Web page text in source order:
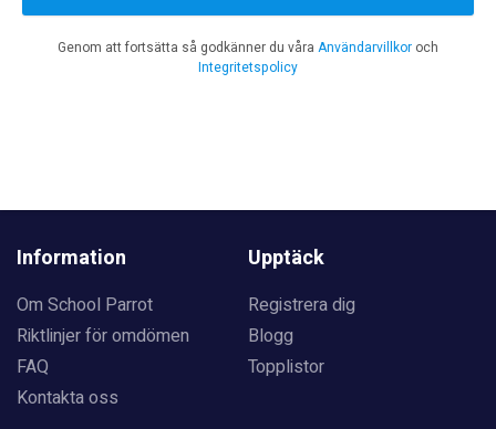
Genom att fortsätta så godkänner du våra Användarvillkor och
Integritetspolicy
Information
Om School Parrot
Riktlinjer för omdömen
FAQ
Kontakta oss
Upptäck
Registrera dig
Blogg
Topplistor